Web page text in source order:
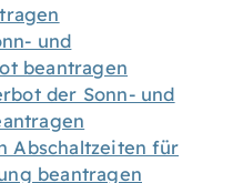
und
beantragen
der Sonn- und
Abschaltzeiten für
beantragen